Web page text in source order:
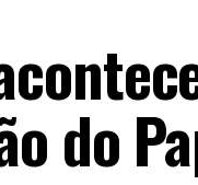
do